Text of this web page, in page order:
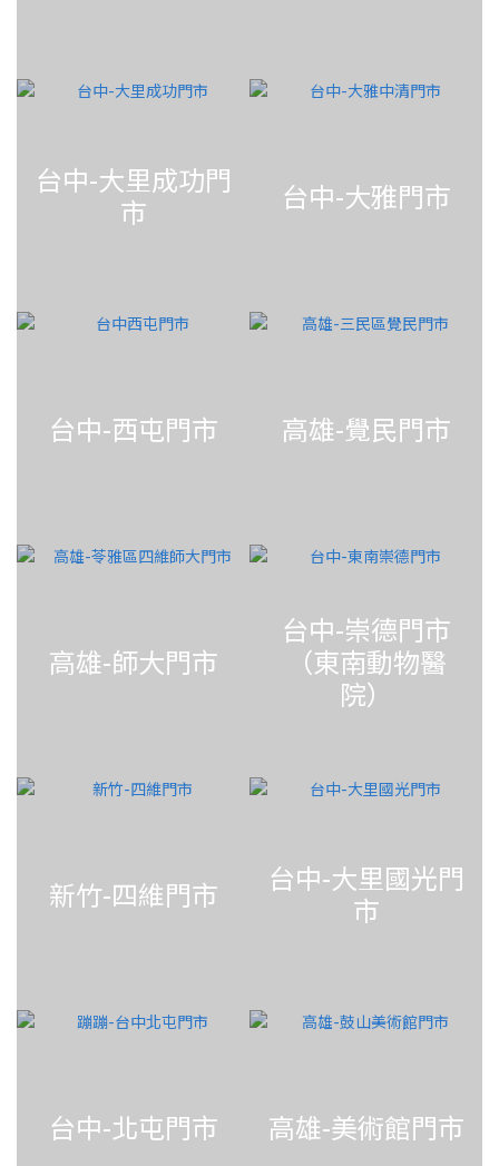
台中-大里成功門
市
台中-大雅門市
台中-西屯門市 高雄-覺民門市
高雄-師大門市
台中-崇德門市
（東南動物醫
院）
新竹-四維門市
台中-大里國光門
市
台中-北屯門市 高雄-美術館門市